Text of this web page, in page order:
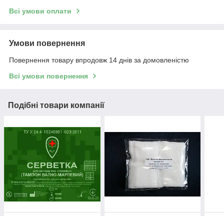
Всі умови оплати
Умови повернення
Повернення товару впродовж 14 днів за домовленістю
Всі умови повернення
Подібні товари компанії